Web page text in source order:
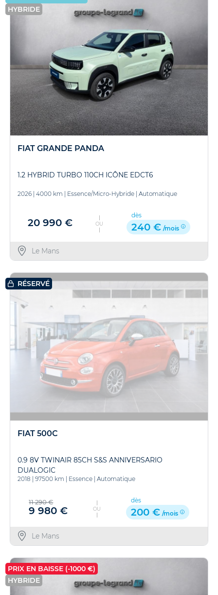
HYBRIDE
FIAT GRANDE PANDA
1.2 HYBRID TURBO 110CH ICÔNE EDCT6
2026 4000 km Essence/Micro-Hybride Automatique
20 990 € OU
dès
240 € /mois
Le Mans
RÉSERVÉ
FIAT 500C
0.9 8V TWINAIR 85CH S&S ANNIVERSARIO
DUALOGIC
2018 97500 km Essence Automatique
11 290 €
9 980 € OU
dès
200 € /mois
Le Mans
PRIX EN BAISSE (-1000 €)
HYBRIDE